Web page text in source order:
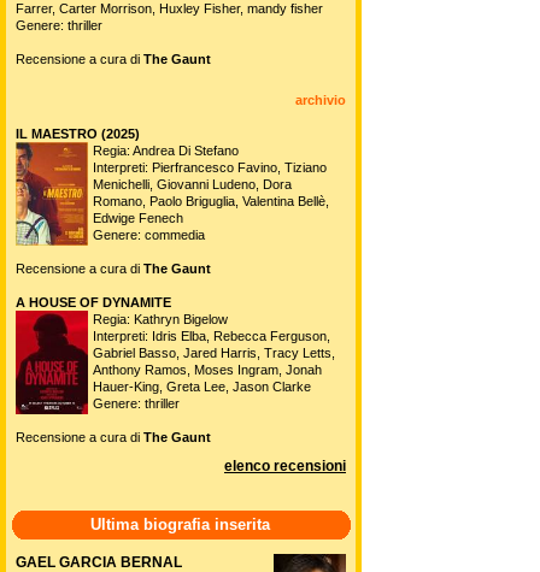
Farrer, Carter Morrison, Huxley Fisher, mandy fisher
Genere: thriller
Recensione a cura di The Gaunt
archivio
IL MAESTRO (2025)
Regia: Andrea Di Stefano
Interpreti: Pierfrancesco Favino, Tiziano
Menichelli, Giovanni Ludeno, Dora
Romano, Paolo Briguglia, Valentina Bellè,
Edwige Fenech
Genere: commedia
Recensione a cura di The Gaunt
A HOUSE OF DYNAMITE
Regia: Kathryn Bigelow
Interpreti: Idris Elba, Rebecca Ferguson,
Gabriel Basso, Jared Harris, Tracy Letts,
Anthony Ramos, Moses Ingram, Jonah
Hauer-King, Greta Lee, Jason Clarke
Genere: thriller
Recensione a cura di The Gaunt
elenco recensioni
Ultima biografia inserita
GAEL GARCIA BERNAL